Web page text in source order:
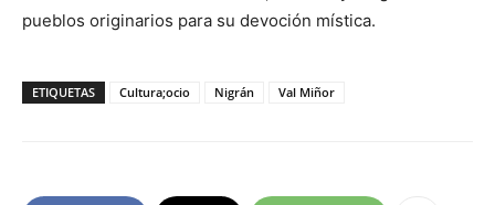
pueblos originarios para su devoción mística.
ETIQUETAS Cultura;ocio Nigrán Val Miñor